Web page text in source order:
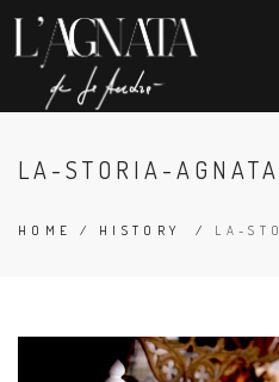
LA-STORIA-
HOME / HISTORY / LA-